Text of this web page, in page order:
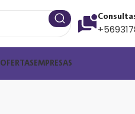
OFERTAS EMPRESAS